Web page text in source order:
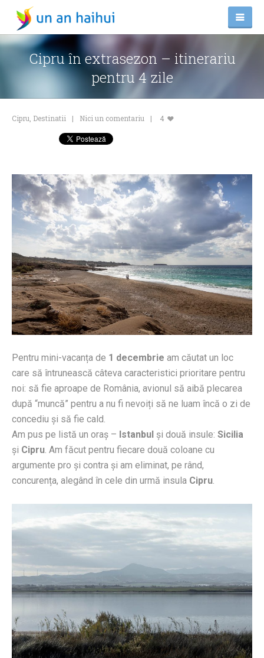
Cipru în extrasezon – itinerariu
pentru 4 zile
Cipru Destinatii Nici un comentariu 4
Pentru mini-vacanța de 1 decembrie am căutat un loc
care să întrunească câteva caracteristici prioritare pentru
noi: să fie aproape de România, avionul să aibă plecarea
după “muncă” pentru a nu fi nevoiți să ne luam încă o zi de
concediu și să fie cald.
Am pus pe listă un oraș – Istanbul și două insule: Sicilia
și Cipru. Am făcut pentru fiecare două coloane cu
argumente pro și contra și am eliminat, pe rând,
concurența, alegând în cele din urmă insula Cipru.